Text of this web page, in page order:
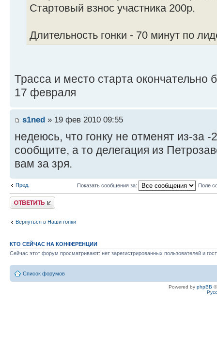
Стартовый взнос участника 200р.
Длительность гонки - 70 минут по
Трасса и место старта окончательно
17 февраля
s1ned » 19 фев 2010 09:55
недеюсь, что гонку не отменят из-за
сообщите, а то делегация из
вам за зря.
Пред. Показать сообщения за: Поле
Ответить
Вернуться в Наши гонки
КТО СЕЙЧАС НА КОНФЕРЕНЦИИ
Сейчас этот форум просматривают: нет зарегистрированных пользователей и
Список форумов
Powered by phpBB